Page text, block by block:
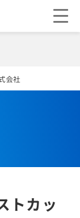
会社
トカッ